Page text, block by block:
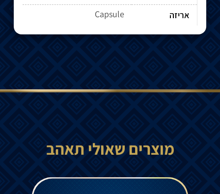
אריזה
Capsule
מוצרים שאולי תאהב